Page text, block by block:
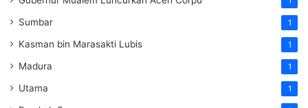
Sumbar 1
Kasman bin Marasakti Lubis 1
Madura 1
Utama 1